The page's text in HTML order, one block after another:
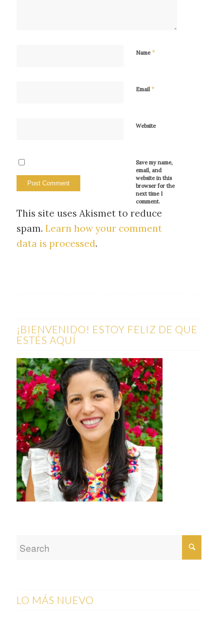
Name*
Email *
Website
Save my name,
email, and
website in this
browser for the
next time I
comment.
This site uses Akismet to reduce
spam. Learn how your comment
data is processed.
¡BIENVENIDO! ESTOY FELIZ DE QUE
ESTÉS AQUÍ
LO MÁS NUEVO